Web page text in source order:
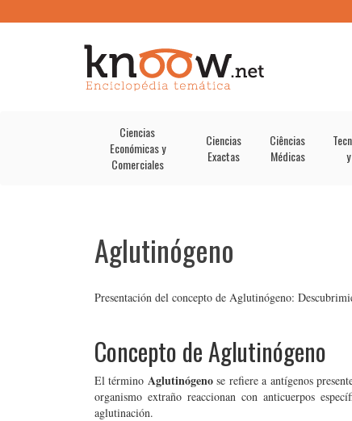
Ciencias
Económicas y
Comerciales
Ciencias
Exactas
Ciências
Médicas
Aglutinógeno
Presentación del concepto de Aglutinógeno:
Concepto de Aglutinógeno
El término Aglutinógenose refiere a antígenos
organismo extraño reaccionan con anticuerpos
aglutinación.